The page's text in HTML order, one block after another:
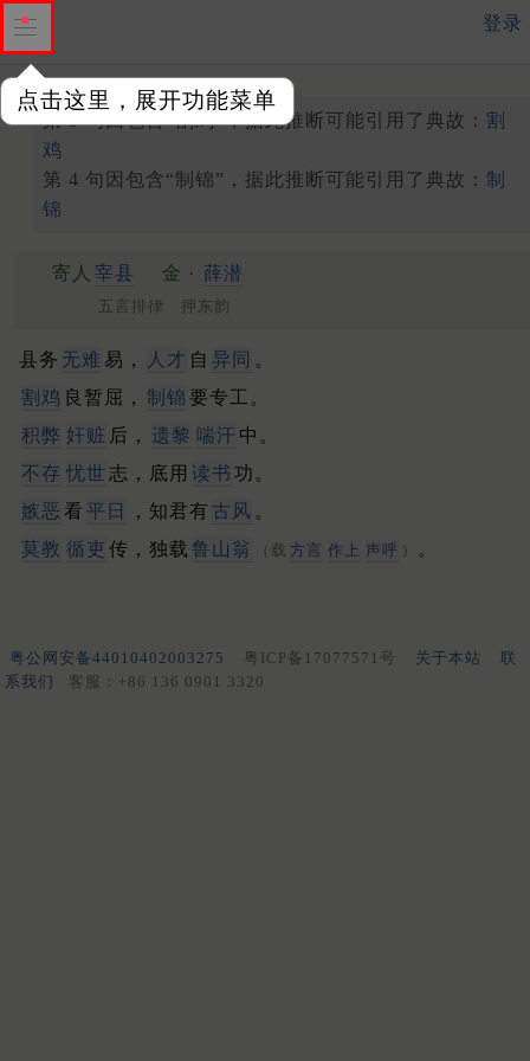
点击这里，展开功能菜单
登录
第 3 句因包含“割鸡”，据此推断可能引用了典故： 割
鸡
第 4 句因包含“制锦”，据此推断可能引用了典故： 制
锦
寄人 宰县 金 · 薛潜
五言排律 押东韵
县务 无难 易， 人才 自 异同 。
割鸡 良暂屈， 制锦 要专工。
积弊 奸赃 后， 遗黎 喘汗 中。
不存 忧世 志，底用 读书 功。
嫉恶 看 平日 ，知君有 古风 。
莫教 循吏 传，独载 鲁山翁 （载 方言 作上 声呼 ） 。
粤公网安备44010402003275 粤ICP备17077571号 关于本站
联
系我们
客服：+86 136 0901 3320